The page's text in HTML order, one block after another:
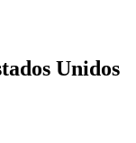
Unidos